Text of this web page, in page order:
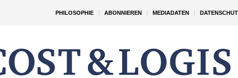
PHILOSOPHIE ABONNIEREN MEDIADATEN